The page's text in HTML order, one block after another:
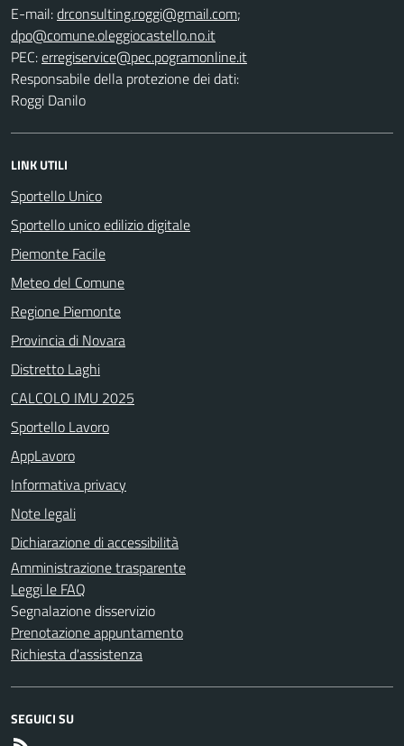
E-mail:
;
PEC:
Responsabile della protezione dei dati:
Roggi Danilo
LINK UTILI
Sportello Unico
Sportello unico edilizio digitale
Piemonte Facile
Meteo del Comune
Regione Piemonte
Provincia di Novara
Distretto Laghi
CALCOLO IMU 2025
Sportello Lavoro
AppLavoro
Informativa privacy
Note legali
Dichiarazione di accessibilità
Amministrazione trasparente
Leggi le FAQ
Segnalazione disservizio
Prenotazione appuntamento
Richiesta d'assistenza
SEGUICI SU